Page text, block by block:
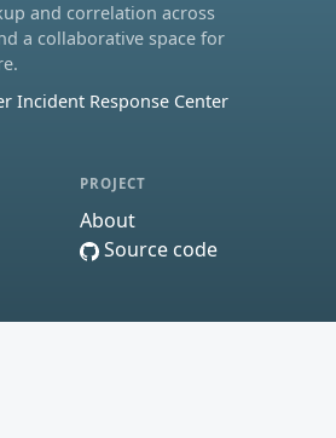
and correlation across
a collaborative space for
Incident Response Center
PROJECT
About
Source code